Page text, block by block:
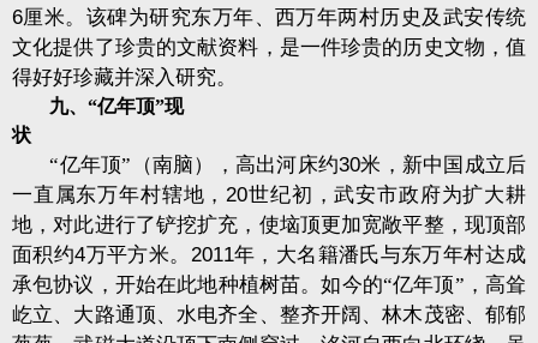
6厘米。该碑为研究东万年、西万年两村历史及武安传统
文化提供了珍贵的文献资料，是一件珍贵的历史文物，值
得好好珍藏并深入研究。
九、“亿年顶”现
状
“亿年顶”（南脑），高出河床约30米，新中国成立后
一直属东万年村辖地，20世纪初，武安市政府为扩大耕
地，对此进行了铲挖扩充，使垴顶更加宽敞平整，现顶部
面积约4万平方米。 2011年，大名籍潘氏与东万年村达成
承包协议，开始在此地种植树苗。如今的“亿年顶”，高耸
屹立、大路通顶、水电齐全、整齐开阔、林木茂密、郁郁